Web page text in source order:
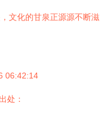
文化的甘泉正源源不断滋
06:42:14
处：